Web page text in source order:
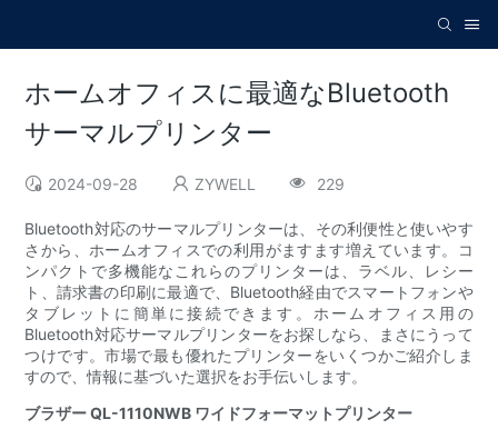
ホームオフィスに最適なBluetooth
サーマルプリンター
2024-09-28 ZYWELL 229
Bluetooth対応のサーマルプリンターは、その利便性と使いやす
さから、ホームオフィスでの利用がますます増えています。コ
ンパクトで多機能なこれらのプリンターは、ラベル、レシー
ト、請求書の印刷に最適で、Bluetooth経由でスマートフォンや
タブレットに簡単に接続できます。ホームオフィス用の
Bluetooth対応サーマルプリンターをお探しなら、まさにうって
つけです。市場で最も優れたプリンターをいくつかご紹介しま
すので、情報に基づいた選択をお手伝いします。
ブラザー QL-1110NWB ワイドフォーマットプリンター